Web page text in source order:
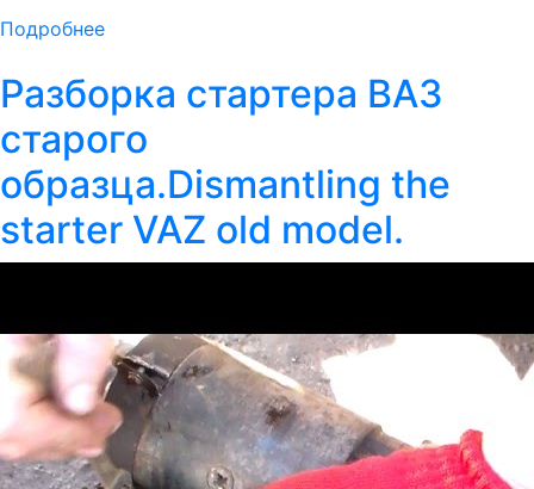
Подробнее
Разборка стартера ВАЗ
старого
образца.Dismantling the
starter VAZ old model.